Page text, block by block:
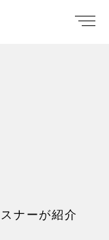
ナーが紹介